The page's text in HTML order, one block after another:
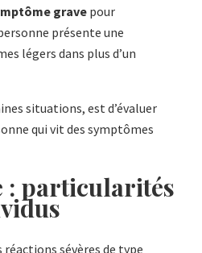
grave pour
présente une
légers dans plus d’un
situations, est d’évaluer
qui vit des symptômes
: particularités
sévères de type